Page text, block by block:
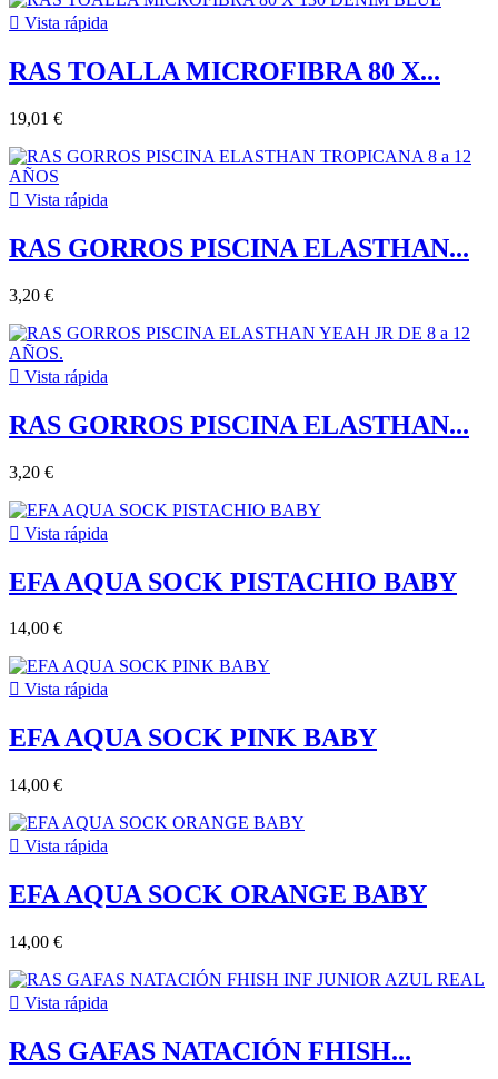
 Vista rápida
RAS TOALLA MICROFIBRA 80 X...
19,01 €
 Vista rápida
RAS GORROS PISCINA ELASTHAN...
3,20 €
 Vista rápida
RAS GORROS PISCINA ELASTHAN...
3,20 €
 Vista rápida
EFA AQUA SOCK PISTACHIO BABY
14,00 €
 Vista rápida
EFA AQUA SOCK PINK BABY
14,00 €
 Vista rápida
EFA AQUA SOCK ORANGE BABY
14,00 €
 Vista rápida
RAS GAFAS NATACIÓN FHISH...